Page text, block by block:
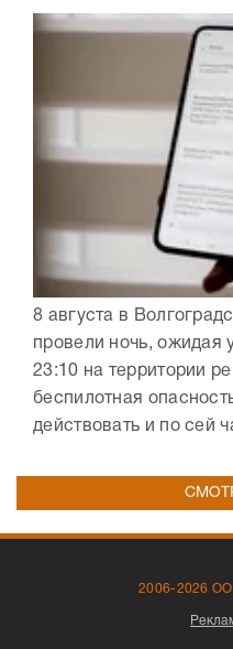
8 августа в
провели ночь, ожидая
23:10 на территории
беспилотная
действовать и по сей
2006-2026